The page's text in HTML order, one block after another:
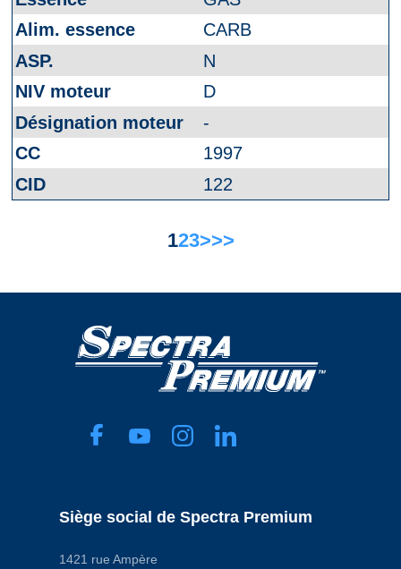
CARB
N
D
-
1997
122
123>>>
Siège social de Spectra Premium
1421 rue Ampère